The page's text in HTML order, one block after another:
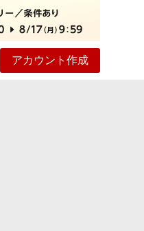
アカウント作成